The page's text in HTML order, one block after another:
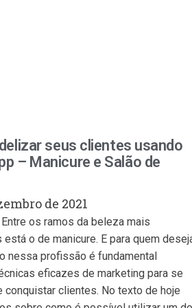
seus clientes usando
– Manicure e Salão de
de 2021
Entre os ramos da beleza mais
está o de manicure. E para quem
nessa profissão é fundamental
eficazes de marketing para se
conquistar clientes. No texto de hoje